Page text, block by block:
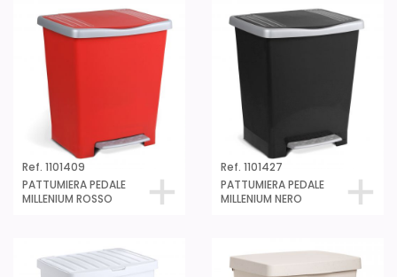
Ref. 1101409
PATTUMIERA PEDALE
MILLENIUM ROSSO
Ref. 1101427
PATTUMIERA PEDALE
MILLENIUM NERO